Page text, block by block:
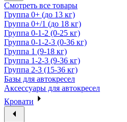
Смотреть все товары
Группа 0+ (до 13 кг)
Группа 0+/1 (до 18 кг)
Группа 0-1-2 (0-25 кг)
Группа 0-1-2-3 (0-36 кг)
Группа 1 (9-18 кг)
Группа 1-2-3 (9-36 кг)
Группа 2-3 (15-36 кг)
Базы для автокресел
Аксессуары для автокресел
Кровати